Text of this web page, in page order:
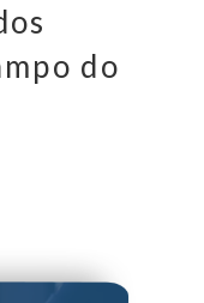
do